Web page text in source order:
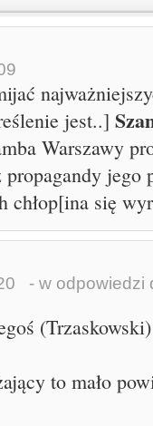
jest..]
Warszawy
propagandy jego
chłop[ina się
- w odpowiedzi
to mało